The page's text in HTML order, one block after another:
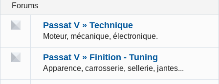
Forums
Passat V » Technique
Moteur, mécanique, électronique.
Passat V » Finition - Tuning
Apparence, carrosserie, sellerie, jantes...